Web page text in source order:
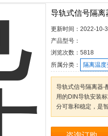
导轨式信号隔离
更新时间： 2022-10-
产品型号：
浏览次数： 5818
所属分类：
隔离温
导轨式信号隔离器-
用的DIN导轨安装
分可靠和稳定，是